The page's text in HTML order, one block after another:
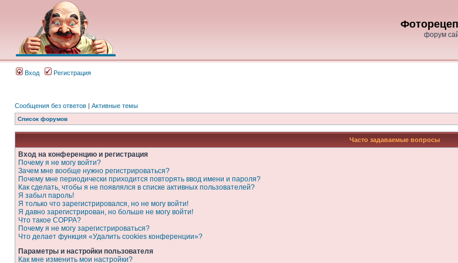
форум
Вход Регистрация
Сообщения без ответов | Активные темы
Список форумов
Часто задаваемые вопросы
Вход на конференцию и регистрация
Почему я не могу войти?
Зачем мне вообще нужно регистрироваться?
Почему мне периодически приходится повторять ввод имени и пароля?
Как сделать, чтобы я не появлялся в списке активных пользователей?
Я забыл пароль!
Я только что зарегистрировался, но не могу войти!
Я давно зарегистрирован, но больше не могу войти!
Что такое COPPA?
Почему я не могу зарегистрироваться?
Что делает функция «Удалить cookies конференции»?
Параметры и настройки пользователя
Как мне изменить мои настройки?